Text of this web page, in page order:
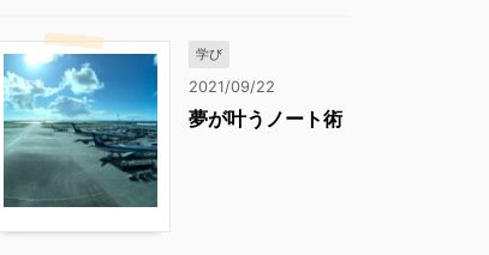
学び
2021/09/22
夢が叶うノート術